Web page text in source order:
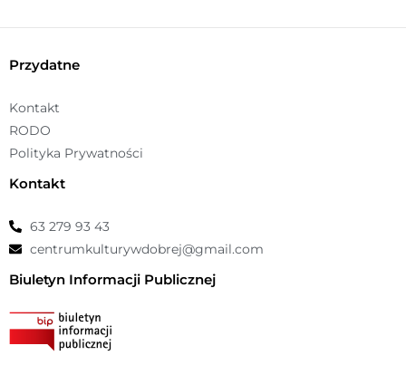
Przydatne
Kontakt
RODO
Polityka Prywatności
Kontakt
63 279 93 43
centrumkulturywdobrej@gmail.com
Biuletyn Informacji Publicznej